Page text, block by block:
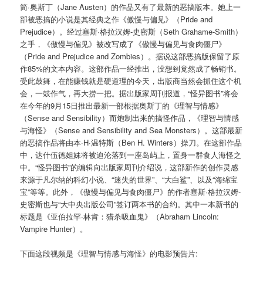
简·奥斯丁（Jane Austen）的作品又有了最新的恶搞版本。她上一
部被恶搞的小说是其经典之作《傲慢与偏见》（Pride and
Prejudice）。经过塞斯·格拉汉姆-史密斯（Seth Grahame-Smith）
之手，《傲慢与偏见》被改写成了《傲慢与偏见与食肉僵尸》
（Pride and Prejudice and Zombies）。据说这部恶搞版保留了原
作85%的文本内容。这部作品一经推出，没想到竟然成了畅销书。
受此鼓舞，在能赚钱就是硬道理的今天，出版商当然会抓住这个机
会，一鼓作气，再大捞一把。据出版家周刊报道，“怪异图书”将会
在今年的9月15日推出最新一部根据奥斯丁的《理智与情感》
（Sense and Sensibility）而炮制出来的搞怪作品，《理智与情感
与海怪》（Sense and Sensibility and Sea Monsters）。这部最新
的恶搞作品将由本·H·温特斯（Ben H. Winters）操刀。在这部作品
中，达什伍德姐妹将被迫沦落到一座岛屿上，置身一群食人海怪之
中。“怪异图书”的编辑向出版家周刊介绍说，这部新作的创作灵感
来源于凡尔纳的科幻小说、“迷失的世界”、“大白鲨”、以及“海绵宝
宝”等等。此外，《傲慢与偏见与食肉僵尸》的作者塞斯·格拉汉姆-
史密斯也与“大中央出版公司”签订两本书的合约。其中一本新书的
标题是《亚伯拉罕·林肯：猎杀吸血鬼》（Abraham Lincoln:
Vampire Hunter）。
下面这段视频是《理智与情感与海怪》的电影预告片: